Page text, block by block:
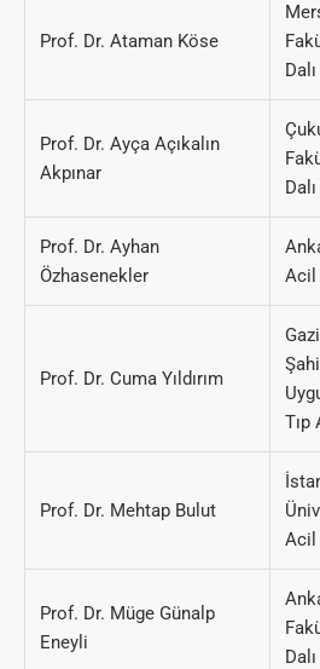
Prof. Dr. Ataman Köse
Dalı
Prof. Dr. Ayça Açıkalın
Akpınar
Dalı
Prof. Dr. Ayhan
Özhasenekler
Acil
Prof. Dr. Cuma Yıldırım
Tıp
Prof. Dr. Mehtap Bulut
Acil
Prof. Dr. Müge Günalp
Eneyli
Dalı